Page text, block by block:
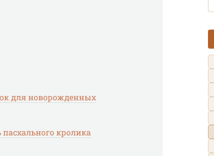
для новорожденных
кролика